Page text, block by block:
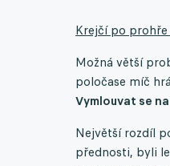
Krejčí po prohře
Možná větší
poločase míč
Vymlouvat se
Největší rozdíl
přednosti, byli